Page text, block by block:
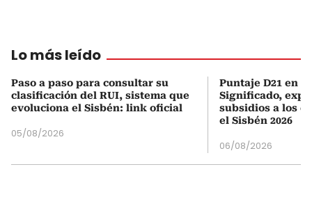
Lo más leído
Paso a paso para consultar su
clasificación del RUI, sistema que
evoluciona el Sisbén: link oficial
05/08/2026
Puntaje D21 en
Significado,
subsidios a los
el Sisbén 2026
06/08/2026